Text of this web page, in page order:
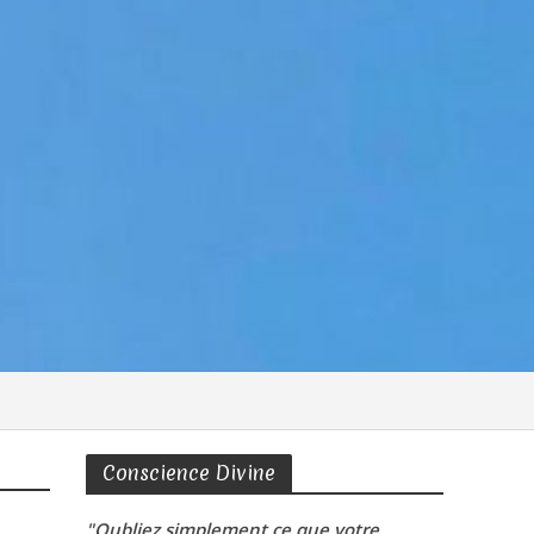
Conscience Divine
"Oubliez simplement ce que votre